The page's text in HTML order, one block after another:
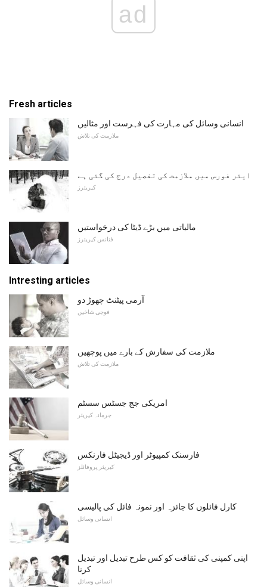
ad
Fresh articles
انسانی وسائل کی مہارت کی فہرست اور مثالیں
ملازمت کی تلاش
ایئر فورس میں ملازمت کی تفصیل درج کی گئی ہے
کیریئرز
مالیاتی میں بڑے ڈیٹا کی درخواستیں
فنانس کیریئرز
Intresting articles
آرمی پیٹنٹ چھوڑ دو
فوجی شاخیں
ملازمت کی سفارش کے بارے میں پوچھیں
ملازمت کی تلاش
امریکی جج جسٹس سسٹم
جرمانہ کیریئر
فارسنک کمپیوٹر اور ڈیجیٹل فارنکس
کیریئر پروفائلز
کارل فائلوں کا جائزہ اور نمونہ فائل کی پالیسی
انسانی وسائل
اپنی کمپنی کی ثقافت کو کس طرح تبدیل اور تبدیل
کرنا
انسانی وسائل